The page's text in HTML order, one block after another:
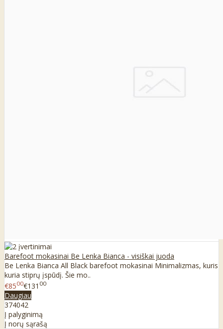
Barefoot mokasinai Be Lenka Bianca - visiškai juoda
Be Lenka Bianca All Black barefoot mokasinai Minimalizmas, kuris
kuria stiprų įspūdį. Šie mo..
€8500€131 00
Daugiau
374042
Į palyginimą
Į norų sąrašą